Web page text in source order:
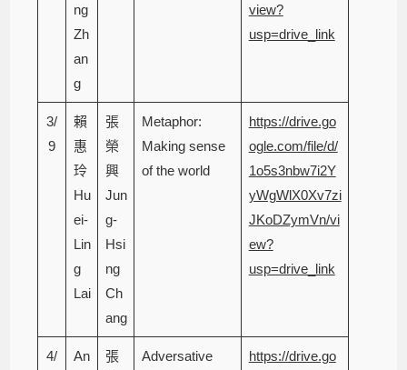
ng
Zh
an
g
view?
usp=drive_link
3/
9
賴
惠
玲
Hu
ei-
Lin
g
Lai
張
榮
興
Jun
g-
Hsi
ng
Ch
ang
Metaphor:
Making sense
of the world
https://drive.go
ogle.com/file/d/
1o5s3nbw7i2Y
yWgWlX0Xv7zi
JKoDZymVn/vi
ew?
usp=drive_link
4/
An
張
Adversative
https://drive.go